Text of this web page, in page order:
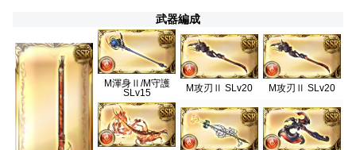
武器編成
M渾身Ⅱ/M守護
SLv15
M攻刃Ⅱ SLv20 M攻刃Ⅱ SLv20